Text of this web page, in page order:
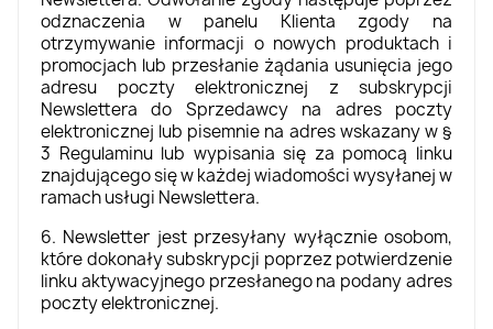
odznaczenia w panelu Klienta zgody na
otrzymywanie informacji o nowych produktach i
promocjach lub przesłanie żądania usunięcia jego
adresu poczty elektronicznej z subskrypcji
Newslettera do Sprzedawcy na adres poczty
elektronicznej lub pisemnie na adres wskazany w §
3 Regulaminu lub wypisania się za pomocą linku
znajdującego się w każdej wiadomości wysyłanej w
ramach usługi Newslettera.
6. Newsletter jest przesyłany wyłącznie osobom,
które dokonały subskrypcji poprzez potwierdzenie
linku aktywacyjnego przesłanego na podany adres
poczty elektronicznej.